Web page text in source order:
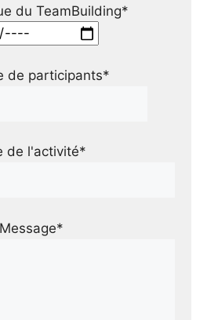
du TeamBuilding*
de participants*
de l'activité*
Message*